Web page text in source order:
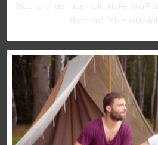
Wochenende haben wir mit
Band aus Schleswig-